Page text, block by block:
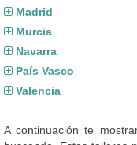
Madrid
Murcia
Navarra
País Vasco
Valencia
A continuación te